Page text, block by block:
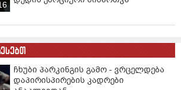
კანონის პატივისცემით
საქმიანობას.
სუბიექტს, ხელი შეუწყოს
არჩევნების
ჩატარებას. წარმატებებს
სუბიექტს, რომელიც
ჩხუბი პარკინგის გამო - ვრცელდება
დაპირისპირების კადრები